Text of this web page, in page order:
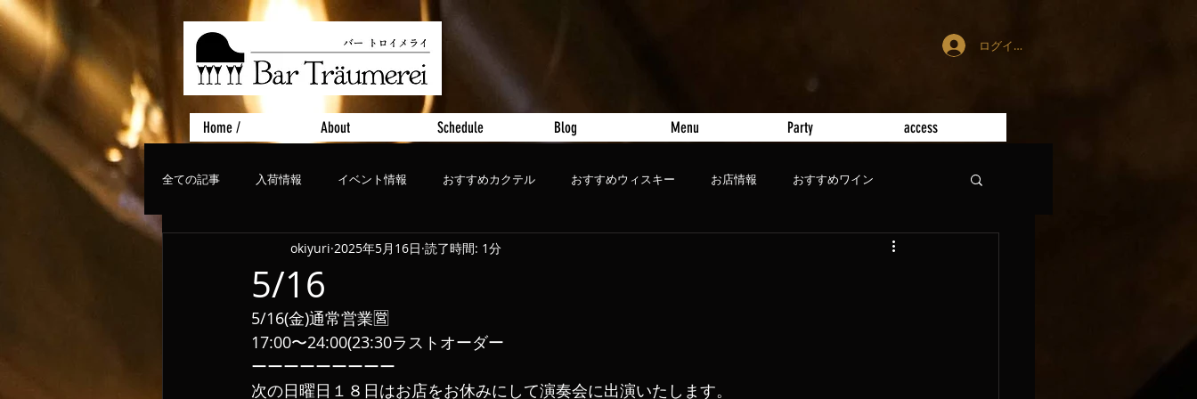
ログイン
Home / About Schedule Blog Menu Party access
全ての記事 入荷情報 イベント情報 おすすめカクテル おすすめウィスキー お店情報 おすすめワイン
ライブ、コンサート おすすめビール
5/16
okiyuri 2025年5月16日 読了時間: 1分
5/16(金)通常営業🈺
17:00〜24:00(23:30ラストオーダー
ーーーーーーーーー
次の日曜日１８日はお店をお休みにして演奏会に出演いたします。